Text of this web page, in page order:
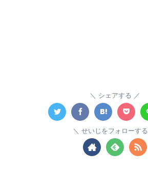
シェアする
せいじをフォローする